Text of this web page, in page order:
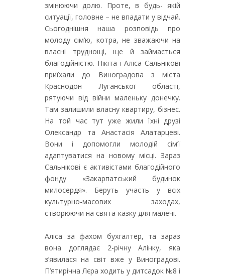
змінюючи долю. Проте, в будь- якій
ситуації, головне – не впадати у відчай.
Сьогоднішня наша розповідь про
молоду сім’ю, котра, не зважаючи на
власні труднощі, ще й займається
благодійністю. Нікіта і Аліса Сальнікові
приїхали до Виноградова з міста
Краснодон Луганської області,
рятуючи від війни маленьку донечку.
Там залишили власну квартиру, бізнес.
На той час тут уже жили їхні друзі
Олександр та Анастасія Алатарцеві.
Вони і допомогли молодій сім’ї
адаптуватися на новому місці. Зараз
Сальнікові є активістами благодійного
фонду «Закарпатський будинок
милосердя». Беруть участь у всіх
культурно-масових заходах,
створюючи на свята казку для малечі.
Аліса за фахом бухгалтер, та зараз
вона доглядає 2-річну Алінку, яка
з’явилася на світ вже у Виноградові.
П’ятирічна Лєра ходить у дитсадок №8 і